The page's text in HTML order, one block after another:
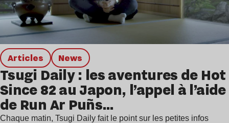
Articles news
Tsugi Daily : les aventures de Hot
Since 82 au Japon, l’appel à l’aide
de Run Ar Puñs…
Chaque matin, Tsugi Daily fait le point sur les petites infos